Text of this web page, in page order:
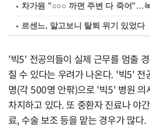
차가원 "○○○ 까면 주변 다 죽어"…
르센느, 알고보니 탈퇴 위기 있었다
'빅5' 전공의들이 실제 근무를 멈출
질 수 있다는 우려가 나온다. '빅5'
명(각 500명 안팎)으로 '빅5' 병원
차지하고 있다. 또 중환자 진료나 야
료, 수술 보조 등을 맡는 경우가 많다.